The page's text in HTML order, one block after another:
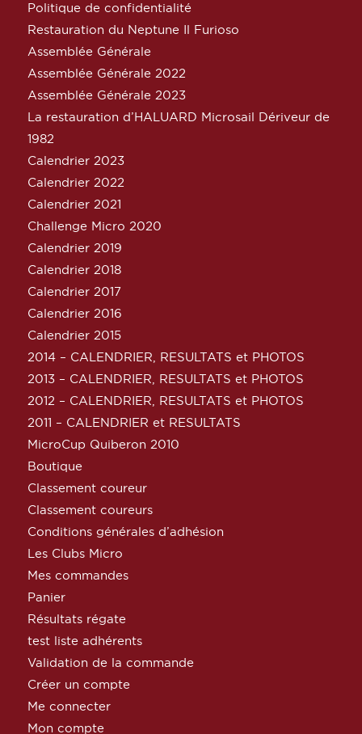
Politique de confidentialité
Restauration du Neptune Il Furioso
Assemblée Générale
Assemblée Générale 2022
Assemblée Générale 2023
La restauration d’HALUARD Microsail Dériveur de
1982
Calendrier 2023
Calendrier 2022
Calendrier 2021
Challenge Micro 2020
Calendrier 2019
Calendrier 2018
Calendrier 2017
Calendrier 2016
Calendrier 2015
2014 – CALENDRIER, RESULTATS et PHOTOS
2013 – CALENDRIER, RESULTATS et PHOTOS
2012 – CALENDRIER, RESULTATS et PHOTOS
2011 – CALENDRIER et RESULTATS
MicroCup Quiberon 2010
Boutique
Classement coureur
Classement coureurs
Conditions générales d’adhésion
Les Clubs Micro
Mes commandes
Panier
Résultats régate
test liste adhérents
Validation de la commande
Créer un compte
Me connecter
Mon compte